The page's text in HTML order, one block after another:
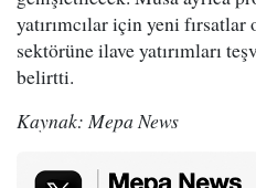
yatırımcılar için yeni
sektörüne ilave yatırımları
belirtti.
Kaynak: Mepa News